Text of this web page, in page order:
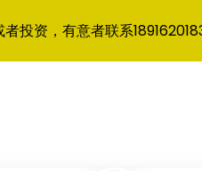
投资，有意者联系